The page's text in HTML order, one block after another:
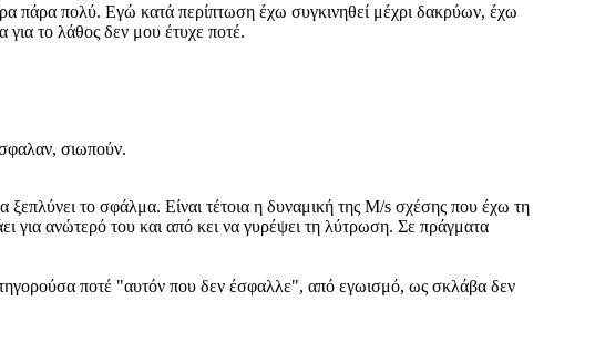
πάρα πολύ. Εγώ κατά περίπτωση έχω συγκινηθεί μέχρι δακρύων, έχω
το λάθος δεν μου έτυχε ποτέ.
σιωπούν.
το σφάλμα. Είναι τέτοια η δυναμική της M/s σχέσης που έχω τη
για ανώτερό του και από κει να γυρέψει τη λύτρωση. Σε πράγματα
ποτέ "αυτόν που δεν έσφαλλε", από εγωισμό, ως σκλάβα δεν